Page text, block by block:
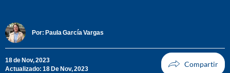
Por: Paula García Vargas
18 de Nov, 2023
Actualizado: 18 De Nov, 2023